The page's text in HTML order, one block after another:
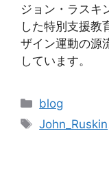
ジョン・ラスキ
した特別支援教
ザイン運動の源
しています。
カ
テ
blog
タ
John_Ruskin